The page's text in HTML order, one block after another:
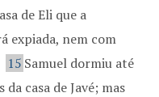
de Eli que a
expiada, nem com
15 Samuel dormiu até
casa de Javé; mas